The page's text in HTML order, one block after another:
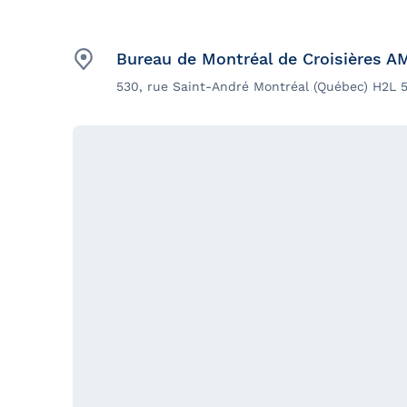
Bureau de Montréal de Croisières
530, rue Saint-André Montréal (Québec) H2L